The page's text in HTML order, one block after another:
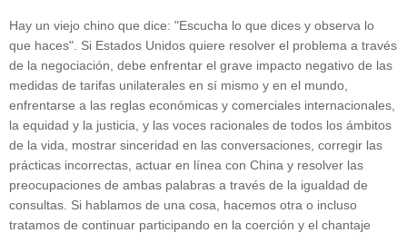
Hay un viejo chino que dice: "Escucha lo que dices y observa lo
que haces". Si Estados Unidos quiere resolver el problema a través
de la negociación, debe enfrentar el grave impacto negativo de las
medidas de tarifas unilaterales en sí mismo y en el mundo,
enfrentarse a las reglas económicas y comerciales internacionales,
la equidad y la justicia, y las voces racionales de todos los ámbitos
de la vida, mostrar sinceridad en las conversaciones, corregir las
prácticas incorrectas, actuar en línea con China y resolver las
preocupaciones de ambas palabras a través de la igualdad de
consultas. Si hablamos de una cosa, hacemos otra o incluso
tratamos de continuar participando en la coerción y el chantaje